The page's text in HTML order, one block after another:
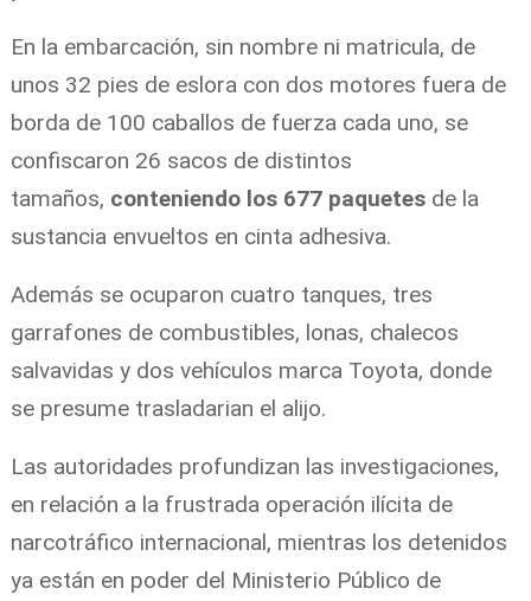
En la embarcación, sin nombre ni matricula, de
unos 32 pies de eslora con dos motores fuera de
borda de 100 caballos de fuerza cada uno, se
confiscaron 26 sacos de distintos
tamaños, conteniendo los 677 paquetesde la
sustancia envueltos en cinta adhesiva.
Además se ocuparon cuatro tanques, tres
garrafones de combustibles, lonas, chalecos
salvavidas y dos vehículos marca Toyota, donde
se presume trasladarian el alijo.
Las autoridades profundizan las investigaciones,
en relación a la frustrada operación ilícita de
narcotráfico internacional, mientras los detenidos
ya están en poder del Ministerio Público de